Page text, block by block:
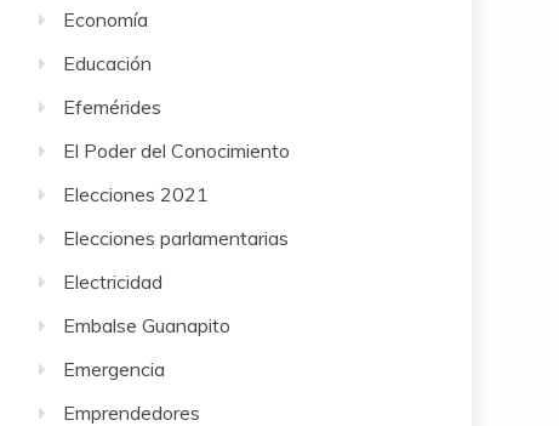
Economía
Educación
Efemérides
El Poder del Conocimiento
Elecciones 2021
Elecciones parlamentarias
Electricidad
Embalse Guanapito
Emergencia
Emprendedores